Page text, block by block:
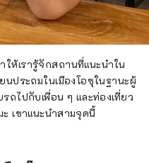
ห้เรารู้จักสถานที่แนะนำใน
นประถมในเมืองโอซุในฐานะผู้
ไปกับเพื่อน ๆ และท่องเที่ยว
เขาแนะนำสามจุดนี้